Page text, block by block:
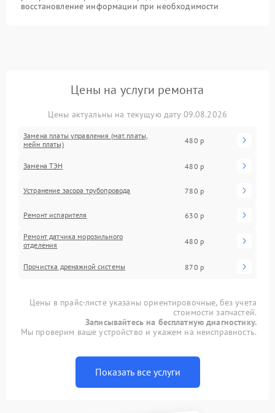
восстановление информации при необходимости
Цены на услуги ремонта
Цены актуальны на текущую дату 09.08.2026
Замена платы управления (мат.платы,
мейн платы)
480 р
Замена ТЭН 480 р
Устранение засора трубопровода 780 р
Ремонт испарителя 630 р
Ремонт датчика морозильного
отделения
480 р
Прочистка дренажной системы 870 р
Цены в прайс-листе указаны ориентировочные, без учета
стоимости запчастей.
Записывайтесь на бесплатную диагностику.
Мы проверим ваше устройство и укажем на неисправность.
Показать все услуги